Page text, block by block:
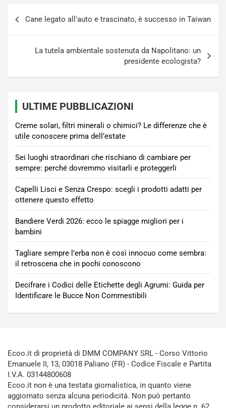
Cane legato all'auto e trascinato, è successo in Taiwan
La tutela ambientale sostenuta da Napolitano: un
presidente ecologista?
ULTIME PUBBLICAZIONI
Creme solari, filtri minerali o chimici? Le differenze che è
utile conoscere prima dell’estate
Sei luoghi straordinari che rischiano di cambiare per
sempre: perché dovremmo visitarli e proteggerli
Capelli Lisci e Senza Crespo: scegli i prodotti adatti per
ottenere questo effetto
Bandiere Verdi 2026: ecco le spiagge migliori per i
bambini
Tagliare sempre l’erba non è così innocuo come sembra:
il retroscena che in pochi conoscono
Decifrare i Codici delle Etichette degli Agrumi: Guida per
Identificare le Bucce Non Commestibili
Ecoo.it di proprietà di DMM COMPANY SRL - Corso Vittorio
Emanuele II, 13, 03018 Paliano (FR) - Codice Fiscale e Partita
I.V.A. 03144800608
Ecoo.it non è una testata giornalistica, in quanto viene
aggiornato senza alcuna periodicità. Non può pertanto